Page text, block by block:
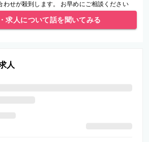
せが殺到します。 お早めにご相談ください
求人について話を聞いてみる
人